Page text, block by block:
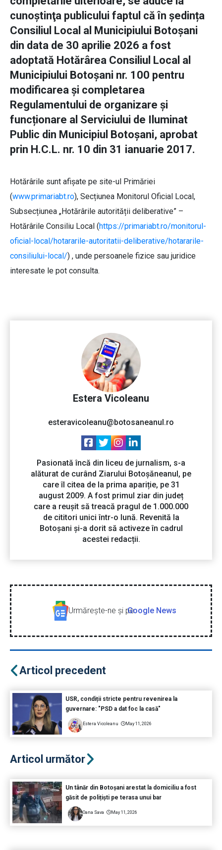
cunoştinţa publicului faptul că în ședința
Consiliul Local al Municipiului Botoşani
din data de 30 aprilie 2026 a fost
adoptată Hotărârea Consiliul Local al
Municipiului Botoșani nr. 100 pentru
modificarea și completarea
Regulamentului de organizare și
funcționare al Serviciului de Iluminat
Public din Municipiul Botoșani, aprobat
prin H.C.L. nr. 10 din 31 ianuarie 2017.
Hotărârile sunt afișate pe site-ul Primăriei
(www.primariabt.ro), Secțiunea Monitorul Oficial Local,
Subsecțiunea „Hotărârile autorității deliberative” –
Hotărârile Consiliu Local (https://primariabt.ro/monitorul-
oficial-local/hotararile-autoritatii-deliberative/hotararile-
consiliului-local/) , unde persoanele fizice sau juridice
interesate le pot consulta.
Estera Vicoleanu
esteravicoleanu@botosaneanul.ro
Pasionată încă din liceu de jurnalism, s-a
alăturat de curând Ziarului Botoșăneanul, pe
care îl citea de la prima apariție, pe 31
august 2009. A fost primul ziar din județ
care a reușit să treacă pragul de 1.000.000
de cititori unici într-o lună. Revenită la
Botoșani și-a dorit să activeze în cadrul
acestei redacții.
Urmăreşte-ne şi peGoogle News
Articol precedent
USR, condiții stricte pentru revenirea la
guvernare: "PSD a dat foc la casă"
Estera Vicoleanu May 11, 2026
Articol următor
Un tânăr din Botoșani arestat la domiciliu a fost
găsit de polițiști pe terasa unui bar
Oana Sava May 11, 2026